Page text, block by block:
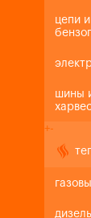
цепи
шины
+-